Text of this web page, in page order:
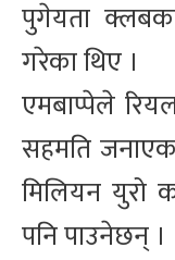
पुगेयता
गरेका थिए ।
एमबाप्पेले
सहमति
मिलियन युरो
पनि पाउनेछन् ।